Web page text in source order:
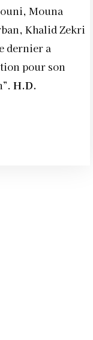
Mouna
Khalid Zekri
dernier a
pour son
H.D.